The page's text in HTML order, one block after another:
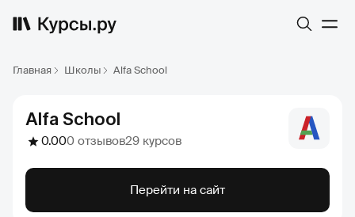
Главная Школы Alfa School
Alfa School
0.000 отзывов29 курсов
Перейти на сайт